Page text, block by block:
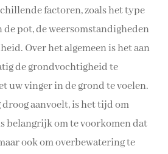
factoren, zoals het type
de pot, de weersomstandigheden
Over het algemeen is het aan
de grondvochtigheid te
uw vinger in de grond te voelen.
droog aanvoelt, is het tijd om
belangrijk om te voorkomen dat
ook om overbewatering te